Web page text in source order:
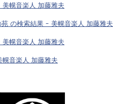
幌音楽人 加藤雅夫
の検索結果 ｰ 美幌音楽人 加藤雅夫
幌音楽人 加藤雅夫
音楽人 加藤雅夫